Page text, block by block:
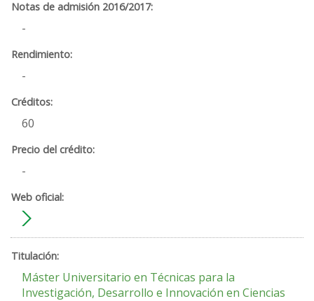
-
-
60
-
Máster Universitario en Técnicas para la
Investigación, Desarrollo e Innovación en Ciencias